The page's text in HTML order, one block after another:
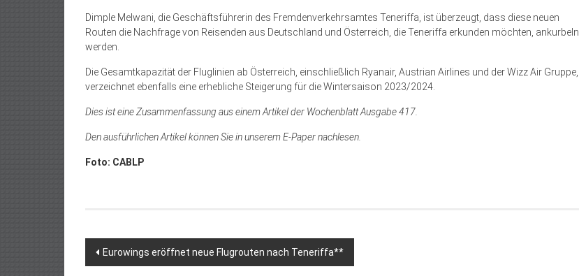
Dimple Melwani, die Geschäftsführerin des Fremdenverkehrsamtes Teneriffa, ist überzeugt, dass diese neuen
Routen die Nachfrage von Reisenden aus Deutschland und Österreich, die Teneriffa erkunden möchten, ankurbeln
werden.
Die Gesamtkapazität der Fluglinien ab Österreich, einschließlich Ryanair, Austrian Airlines und der Wizz Air Gruppe,
verzeichnet ebenfalls eine erhebliche Steigerung für die Wintersaison 2023/2024.
Dies ist eine Zusammenfassung aus einem Artikel der Wochenblatt Ausgabe 417.
Den ausführlichen Artikel können Sie in unserem E-Paper nachlesen.
Foto: CABLP
Beitragsnavigation
Eurowings eröffnet neue Flugrouten nach Teneriffa**